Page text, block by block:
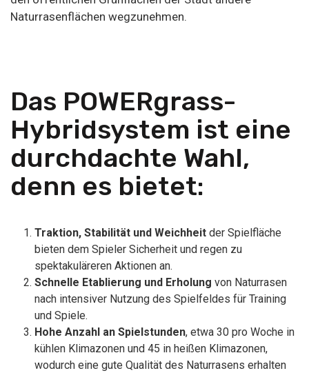
Naturrasenflächen wegzunehmen.
Das POWERgrass-
Hybridsystem ist eine
durchdachte Wahl,
denn es bietet:
Traktion, Stabilität und Weichheit der Spielfläche
bieten dem Spieler Sicherheit und regen zu
spektakuläreren Aktionen an.
Schnelle Etablierung und Erholung von Naturrasen
nach intensiver Nutzung des Spielfeldes für Training
und Spiele.
Hohe Anzahl an Spielstunden, etwa 30 pro Woche in
kühlen Klimazonen und 45 in heißen Klimazonen,
wodurch eine gute Qualität des Naturrasens erhalten